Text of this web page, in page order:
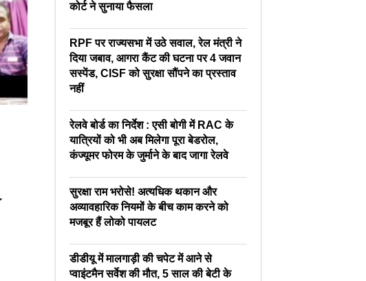
कोर्ट ने सुनाया फैसला
RPF पर राज्यसभा में उठे सवाल, रेल मंत्री ने
दिया जबाव, आगरा कैंट की घटना पर 4 जवान
सस्पेंड, CISF को सुरक्षा सौंपने का प्रस्ताव
नहीं
रेलवे बोर्ड का निर्देश : एसी बोगी में RAC के
यात्रियों को भी अब मिलेगा पूरा बेडरोल,
कंज्यूमर फोरम के जुर्माने के बाद जागा रेलवे
सुरक्षा राम भरोसे! अत्यधिक थकान और
अव्यावहारिक नियमों के बीच काम करने को
मजबूर हैं लोको पायलट
डीडीयू में मालगाड़ी की चपेट में आने से
प्वाइंटमैन सर्वेश की मौत, 5 साल की बेटी के